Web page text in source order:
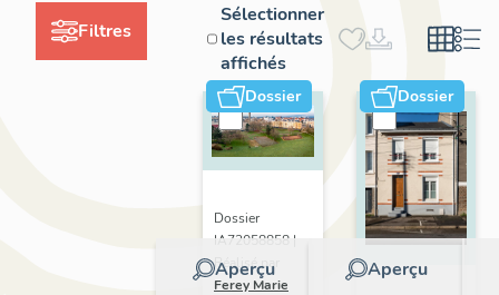
Filtres
Sélectionner
les résultats
affichés
Dossier
Aperçu
Dossier
IA72058858 |
Réalisé par
Ferey Marie
Dossier
Aperçu